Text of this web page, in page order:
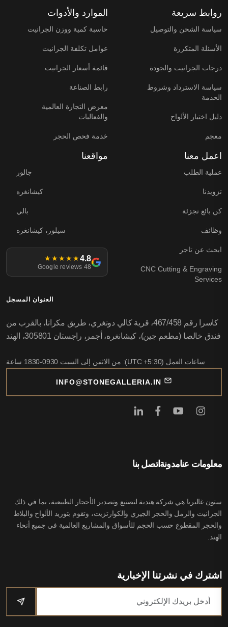
روابط سريعة
سياسة الشحن والتوصيل
الأسئلة المتكررة
درجات الجرانيت والجودة
سياسة الاسترداد وشروط
الخدمة
دليل اختيار الألواح
معجم
الموارد والأدوات
حاسبة كمية ووزن الجرانيت
عوامل تكلفة الجرانيت
قائمة أسعار الجرانيت
رابط الصناعة
معرض التجارة العالمية
والفعاليات
خدمة فحص الحجر
اعمل معنا
عملية الطلب
تزويدنا
كن بائع تجزئة
وظائف
ابحث عن تاجر
CNC Cutting & Engraving
Services
مواقعنا
جالور
كيشانغره
بالي
سيلور، كيشانغره
4.8
★★★★★
48 Google reviews
معلومات عنامدونة اتصل بنا
ستون غاليريا هي شركة هندية لتصنيع وتصدير الأحجار الطبيعية، بما في ذلك
الجرانيت والرمل والحجر الجيري والكوارتزيت، وتقوم بتوريد الألواح والبلاط
والحجر المقطوع حسب الحجم للأسواق والمشاريع العالمية في جميع أنحاء
الهند.
اشترك في نشرتنا الإخبارية
العنوان المسجل
كاسرا رقم 467/458، قرية كالي دونغري، طريق مكرانا، بالقرب من
فندق خالصا (مطعم جين)، كيشانغره، أجمر، راجستان 305801، الهند
ساعات العمل (UTC +5:30): من الاثنين إلى السبت 0930-1830 ساعة
INFO@STONEGALLERIA.IN